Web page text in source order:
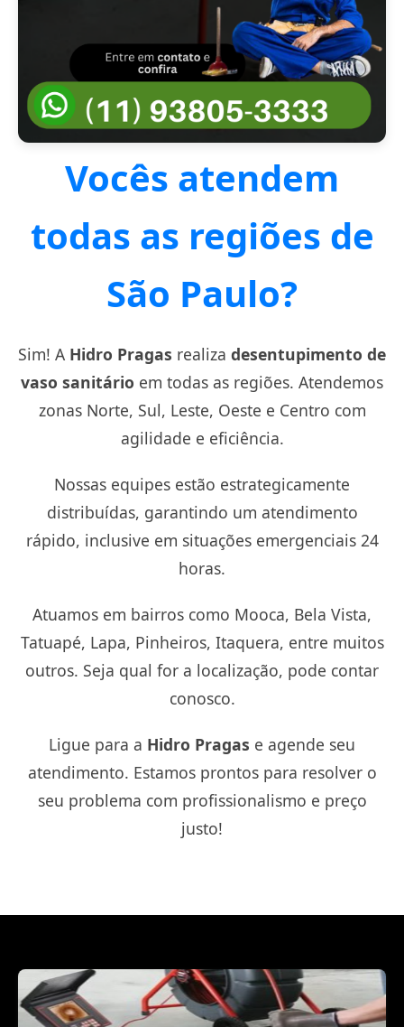
Vocês atendem
todas as regiões de
São Paulo?
Sim! A Hidro Pragas realiza desentupimento de
vaso sanitário em todas as regiões. Atendemos
zonas Norte, Sul, Leste, Oeste e Centro com
agilidade e eficiência.
Nossas equipes estão estrategicamente
distribuídas, garantindo um atendimento
rápido, inclusive em situações emergenciais 24
horas.
Atuamos em bairros como Mooca, Bela Vista,
Tatuapé, Lapa, Pinheiros, Itaquera, entre muitos
outros. Seja qual for a localização, pode contar
conosco.
Ligue para a Hidro Pragas e agende seu
atendimento. Estamos prontos para resolver o
seu problema com profissionalismo e preço
justo!